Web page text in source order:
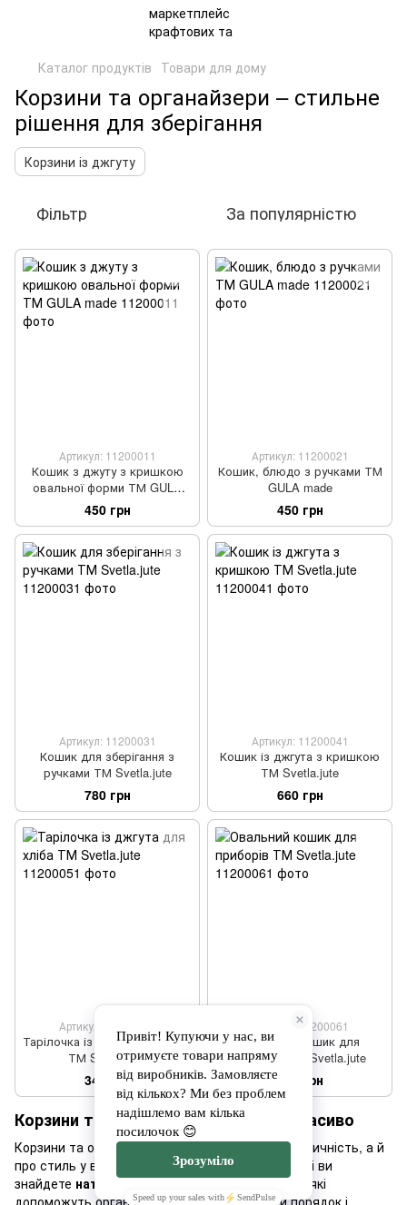
Каталог продуктів Товари для дому
Корзини та органайзери – стильне
рішення для зберігання
Корзини із джгуту
Фільтр За популярністю
Артикул: 11200011
Кошик з джуту з кришкою
овальної форми ТМ GULA
made
450 грн
Артикул: 11200021
Кошик, блюдо з ручками ТМ
GULA made
450 грн
Артикул: 11200031
Кошик для зберігання з
ручками ТМ Svetla.jute
780 грн
Артикул: 11200041
Кошик із джгута з кришкою
ТМ Svetla.jute
660 грн
Артикул: 11200051
Тарілочка із джгута для хліба
ТМ Svetla.jute
340 грн
Артикул: 11200061
Овальний кошик для
приборів ТМ Svetla.jute
340 грн
Корзини та органайзери – зручно і красиво
Корзини та органайзери – це не лише про практичність, а й
про стиль у вашому домі. У нашому асортименті ви
знайдете натуральні корзинитаорганайзери
, які
допоможуть організувати простір, зберегти порядок і